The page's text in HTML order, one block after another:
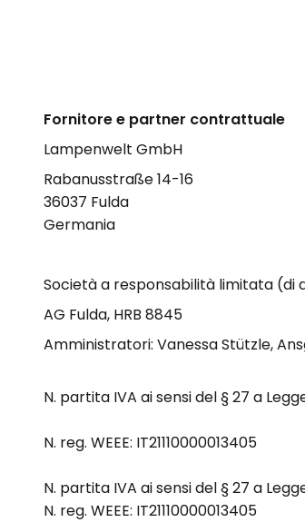
Fornitore e partner contrattuale
Lampenwelt GmbH
Rabanusstraße 14-16
36037 Fulda
Germania
Società a responsabilità limitata (di
AG Fulda, HRB 8845
Amministratori: Vanessa Stützle,
N. partita IVA ai sensi del § 27 a
N. reg. WEEE: IT21110000013405
N. partita IVA ai sensi del § 27 a
N. reg. WEEE: IT21110000013405